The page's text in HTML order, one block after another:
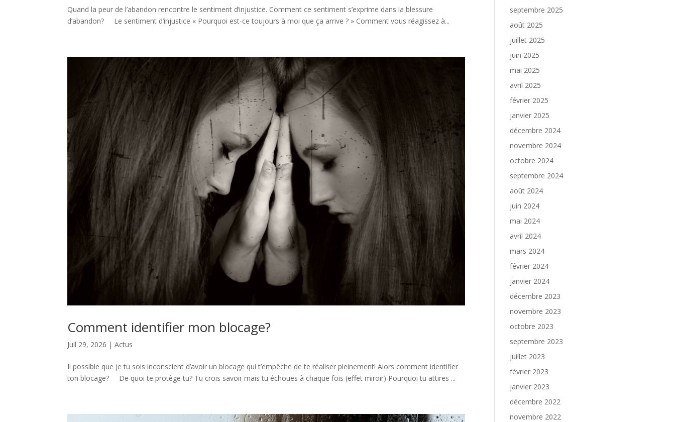
Quand la peur de l’abandon rencontre le sentiment d’injustice. Comment ce sentiment s’exprime dans la blessure
d’abandon? Le sentiment d’injustice « Pourquoi est-ce toujours à moi que ça arrive ? » Comment vous réagissez à...
Comment identifier mon blocage?
Juil 29, 2026 |Actus
Il possible que je tu sois inconscient d’avoir un blocage qui t’empêche de te réaliser pleinement! Alors comment identifier
ton blocage? De quoi te protège tu? Tu crois savoir mais tu échoues à chaque fois (effet miroir) Pourquoi tu attires ...
septembre 2025
août 2025
juillet 2025
juin 2025
mai 2025
avril 2025
février 2025
janvier 2025
décembre 2024
novembre 2024
octobre 2024
septembre 2024
août 2024
juin 2024
mai 2024
avril 2024
mars 2024
février 2024
janvier 2024
décembre 2023
novembre 2023
octobre 2023
septembre 2023
juillet 2023
février 2023
janvier 2023
décembre 2022
novembre 2022